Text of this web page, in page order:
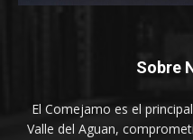
Sobre
El Comejamo es el
Valle del Aguan,